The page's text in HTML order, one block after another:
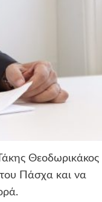
Θεοδωρικάκος
του Πάσχα και να